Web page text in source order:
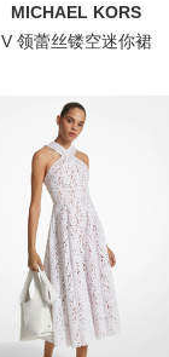
MICHAEL KORS
V 领蕾丝镂空迷你裙